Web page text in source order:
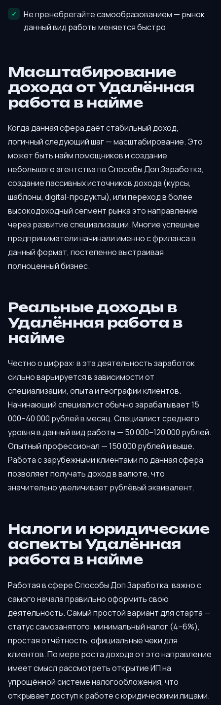
Не пренебрегайте самообразованием — рынок
данный вид работы меняется быстро
Масштабирование
дохода от Удалённая
работа в найме
Когда данная сфера даёт стабильный доход,
логичный следующий шаг — масштабирование. Это
может быть найм помощников и создание
небольшого агентства по Способы Доп Заработка,
создание пассивных источников дохода (курсы,
шаблоны, digital-продукты), или переход в более
высокодоходный сегмент рынка это направление
через развитие специализации. Многие успешные
предприниматели начинали именно с фриланса в
данный формат, постепенно выстраивая
полноценный бизнес.
Реальные доходы в
Удалённая работа в
найме
Честно о цифрах: в эта деятельность заработок
сильно варьируется в зависимости от
специализации, опыта и географии клиентов.
Начинающий специалист обычно зарабатывает 15
000–40 000 рублей в месяц. Специалист среднего
уровня в данный вид работы — 50 000–120 000 рублей.
Опытный профессионал — 150 000 рублей и выше.
Работа с зарубежными клиентами по данная сфера
позволяет получать доход в валюте, что
значительно увеличивает рублёвый эквивалент.
Налоги и юридические
аспекты Удалённая
работа в найме
Работая в сфере Способы Доп Заработка, важно с
самого начала правильно оформить свою
деятельность. Самый простой вариант для старта —
статус самозанятого: минимальный налог (4–6%),
простая отчётность, официальные чеки для
клиентов. По мере роста дохода от это направление
имеет смысл рассмотреть открытие ИП на
упрощённой системе налогообложения, что
открывает доступ к работе с юридическими лицами.